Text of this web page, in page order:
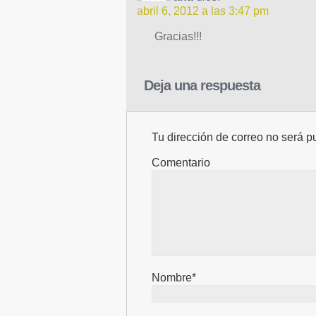
abril 6, 2012 a las 3:47 pm
Gracias!!!
Deja una respuesta
Tu dirección de correo no será
Comentario
Nombre*